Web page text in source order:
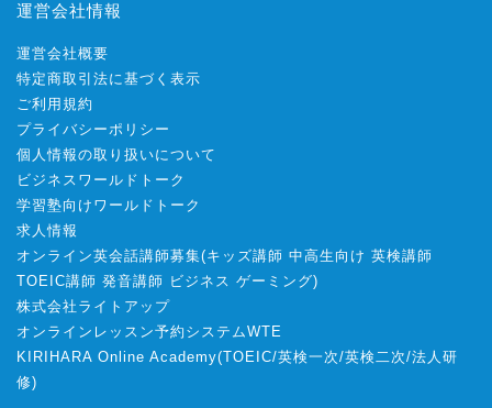
運営会社情報
運営会社概要
特定商取引法に基づく表示
ご利用規約
プライバシーポリシー
個人情報の取り扱いについて
ビジネスワールドトーク
学習塾向けワールドトーク
求人情報
オンライン英会話講師募集(キッズ講師 中高生向け 英検講師
TOEIC講師 発音講師 ビジネス ゲーミング)
株式会社ライトアップ
オンラインレッスン予約システムWTE
KIRIHARA Online Academy(TOEIC/英検一次/英検二次/法人研
修)